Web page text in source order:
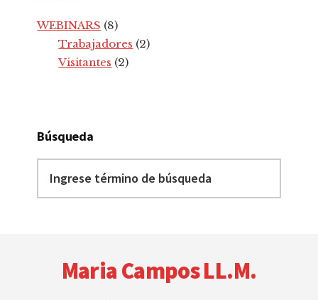
WEBINARS (8)
Trabajadores (2)
Visitantes (2)
Búsqueda
término
Maria Campos LL.M.